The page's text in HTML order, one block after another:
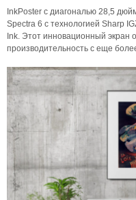
InkPoster с диагональю 28,5
Spectra 6 с технологией Sharp
Ink. Этот инновационный экран
производительность с еще